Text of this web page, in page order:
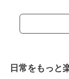
日常をもっと